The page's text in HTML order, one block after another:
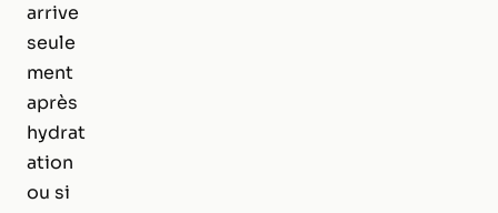
arrive
seule
ment
après
hydrat
ation
ou si